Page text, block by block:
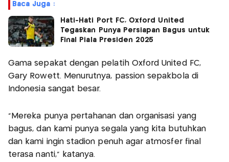
Baca Juga :
Hati-Hati Port FC, Oxford United
Tegaskan Punya Persiapan Bagus untuk
Final Piala Presiden 2025
Gama sepakat dengan pelatih Oxford United FC,
Gary Rowett. Menurutnya, passion sepakbola di
Indonesia sangat besar.
“Mereka punya pertahanan dan organisasi yang
bagus, dan kami punya segala yang kita butuhkan
dan kami ingin stadion penuh agar atmosfer final
terasa nanti,” katanya.